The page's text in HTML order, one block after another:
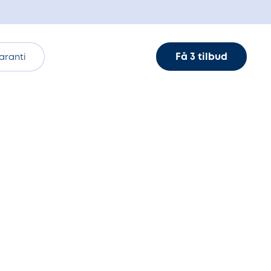
Få 3 tilbud